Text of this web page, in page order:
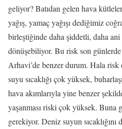
geliyor? Batıdan gelen hava
yağış, yamaç yağışı dediğimiz
birleştiğinde daha şiddetli, daha ani
dönüşebiliyor. Bu risk son günlerde
Arhavi’de benzer durum. Hala
suyu sıcaklığı çok yüksek,
hava akımlarıyla yine benzer
yaşanması riski çok yüksek. Buna
gerekiyor. Deniz suyun